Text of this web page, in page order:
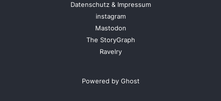
Datenschutz & Impressum
instagram
Mastodon
The StoryGraph
Ravelry
Powered by Ghost